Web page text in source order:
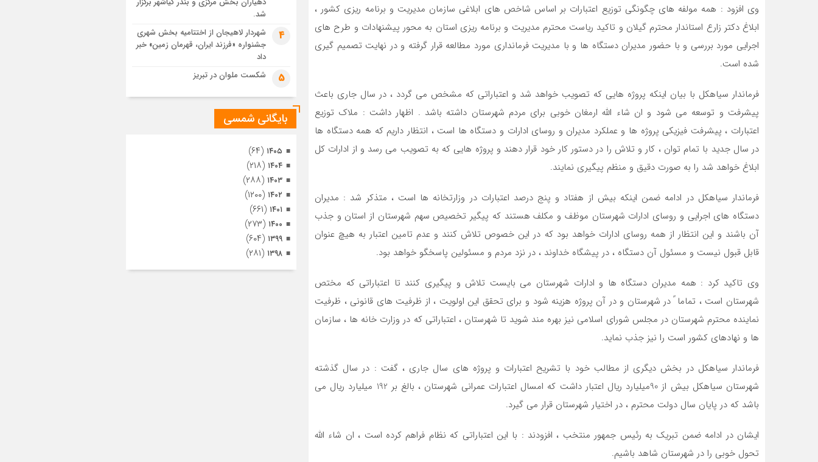
وی افزود : همه مولفه های چگونگی توزیع اعتبارات بر اساس شاخص های ابلاغی سازمان مدیریت و برنامه ریزی کشور ،
ابلاغ دکتر زارع استاندار محترم گیلان و تاکید ریاست محترم مدیریت و برنامه ریزی استان به محور پیشنهادات و طرح های
اجرایی مورد بررسی و با حضور مدیران دستگاه ها و با مدیریت فرمانداری مورد مطالعه قرار گرفته و در نهایت تصمیم گیری
شده است.
فرماندار سیاهکل با بیان اینکه پروژه هایی که تصویب خواهد شد و اعتباراتی که مشخص می گردد ، در سال جاری باعث
پیشرفت و توسعه می شود و ان شاء الله ارمغان خوبی برای مردم شهرستان داشته باشد . اظهار داشت : ملاک توزیع
اعتبارات ، پیشرفت فیزیکی پروژه ها و عملکرد مدیران و روسای ادارات و دستگاه ها است ، انتظار داریم که همه دستگاه ها
در سال جدید با تمام توان ، کار و تلاش را در دستور کار خود قرار دهند و پروژه هایی که به تصویب می رسد و از ادارات کل
ابلاغ خواهد شد را به صورت دقیق و منظم پیگیری نمایند.
فرماندار سیاهکل در ادامه ضمن اینکه بیش از هفتاد و پنج درصد اعتبارات در وزارتخانه ها است ، متذکر شد : مدیران
دستگاه های اجرایی و روسای ادارات شهرستان موظف و مکلف هستند که پیگیر تخصیص سهم شهرستان از استان و جذب
آن باشند و این انتظار از همه روسای ادارات خواهد بود که در این خصوص تلاش کنند و عدم تامین اعتبار به هیچ عنوان
قابل قبول نیست و مسئول آن دستگاه ، در پیشگاه خداوند ، در نزد مردم و مسئولین پاسخگو خواهد بود.
وی تاکید کرد : همه مدیران دستگاه ها و ادارات شهرستان می بایست تلاش و پیگیری کنند تا اعتباراتی که مختص
شهرستان است ، تماما ً در شهرستان و در آن پروژه هزینه شود و برای تحقق این اولویت ، از ظرفیت های قانونی ، ظرفیت
نماینده محترم شهرستان در مجلس شورای اسلامی نیز بهره مند شوید تا شهرستان ، اعتباراتی که در وزارت خانه ها ، سازمان
ها و نهادهای کشور است را نیز جذب نماید.
فرماندار سیاهکل در بخش دیگری از مطالب خود با تشریح اعتبارات و پروژه های سال جاری ، گفت : در سال گذشته
شهرستان سیاهکل بیش از 90میلیارد ریال اعتبار داشت که امسال اعتبارات عمرانی شهرستان ، بالغ بر 192 میلیارد ریال می
باشد که در پایان سال دولت محترم ، در اختیار شهرستان قرار می گیرد.
ایشان در ادامه ضمن تبریک به رئیس جمهور منتخب ، افزودند : با این اعتباراتی که نظام فراهم کرده است ، ان شاء الله
تحول خوبی را در شهرستان شاهد باشیم.
تصاویری از تراکم جمعیت حاضر در میدان
ثورهالعشرین نجف اشرف
شد.
4
شهردار لاهیجان از اختتامیه بخش شهری
جشنواره «فرزند ایران، قهرمان زمین» خبر
داد
5 شکست ملوان در تبریز
بایگانی شمسی
۱۴۰۵ (۶۴)
۱۴۰۴ (۲۱۸)
۱۴۰۳ (۲۸۸)
۱۴۰۲ (۱۲۰۰)
۱۴۰۱ (۶۶۱)
۱۴۰۰ (۲۷۳)
۱۳۹۹ (۶۰۴)
۱۳۹۸ (۲۸۱)